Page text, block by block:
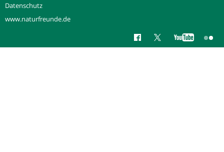
Datenschutz
www.naturfreunde.de